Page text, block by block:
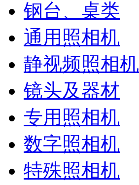
钢台、桌类
通用照相机
静视频照相机
镜头及器材
专用照相机
数字照相机
特殊照相机